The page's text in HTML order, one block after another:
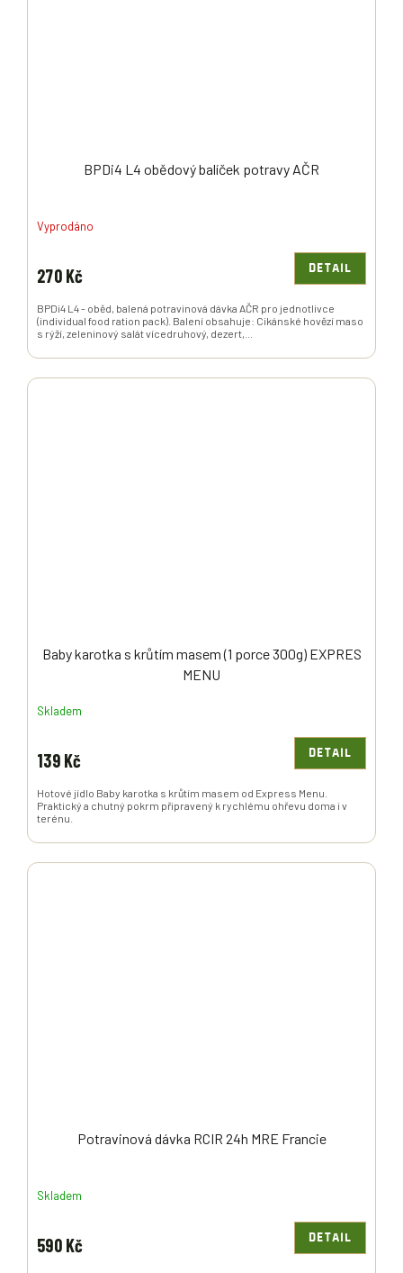
BPDi4 L4 obědový balíček potravy AČR
Vyprodáno
270 Kč DETAIL
BPDi4 L4 - oběd, balená potravinová dávka AČR pro jednotlivce
(individual food ration pack). Balení obsahuje: Cikánské hovězí maso
s rýží, zeleninový salát vícedruhový, dezert,...
Baby karotka s krůtím masem (1 porce 300g) EXPRES
MENU
Skladem
139 Kč DETAIL
Hotové jídlo Baby karotka s krůtím masem od Express Menu.
Praktický a chutný pokrm připravený k rychlému ohřevu doma i v
terénu.
Potravinová dávka RCIR 24h MRE Francie
Skladem
590 Kč DETAIL